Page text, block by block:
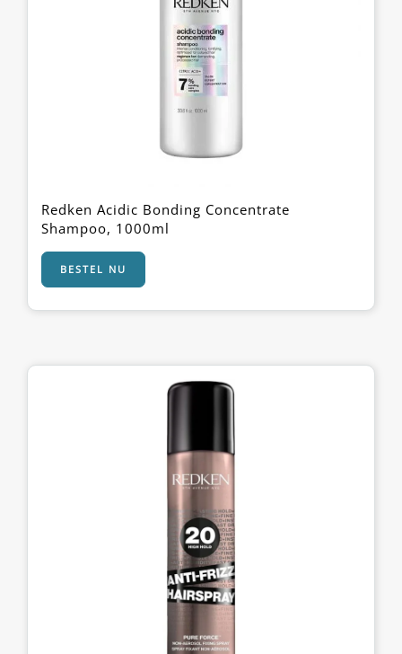
Redken Acidic Bonding Concentrate
Shampoo, 1000ml
BESTEL NU